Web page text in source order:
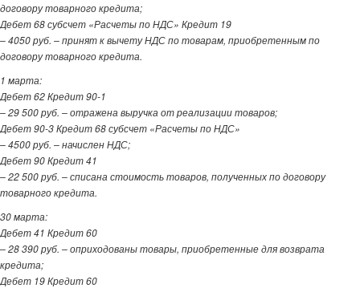
договору товарного кредита;
Дебет 68 субсчет «Расчеты по НДС» Кредит 19
– 4050 руб. – принят к вычету НДС по товарам, приобретенным по
договору товарного кредита.
1 марта:
Дебет 62 Кредит 90-1
– 29 500 руб. – отражена выручка от реализации товаров;
Дебет 90-3 Кредит 68 субсчет «Расчеты по НДС»
– 4500 руб. – начислен НДС;
Дебет 90 Кредит 41
– 22 500 руб. – списана стоимость товаров, полученных по договору
товарного кредита.
30 марта:
Дебет 41 Кредит 60
– 28 390 руб. – оприходованы товары, приобретенные для возврата
кредита;
Дебет 19 Кредит 60